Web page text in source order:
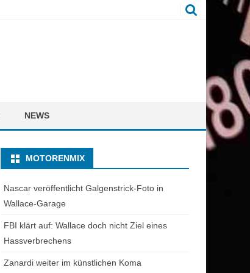
NEWS
MOTORENMIX
Nascar veröffentlicht Galgenstrick-Foto in
Wallace-Garage
FBI klärt auf: Wallace doch nicht Ziel eines
Hassverbrechens
Zanardi weiter im künstlichen Koma